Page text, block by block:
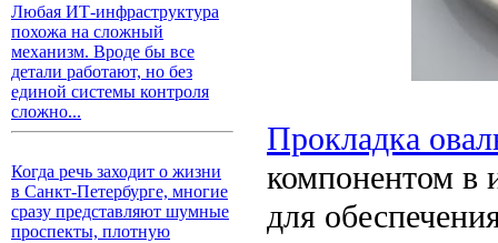
Любая ИТ-инфраструктура
похожа на сложный
механизм. Вроде бы все
детали работают, но без
единой системы контроля
сложно...
Когда речь заходит о жизни
в Санкт-Петербурге, многие
сразу представляют шумные
проспекты, плотную
Прокладка
компонентом в
для